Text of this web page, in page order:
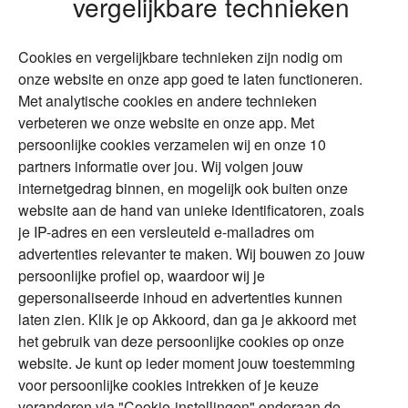
Wonen
Schenken
Duurzaam
Vermogensplanning
Tweede huis in
buitenland
DGA
Erfenis
Over Financial Focus
Specialisten
Financial Focus
magazine
The Exit Years
Contact
Alles voor en over vermogenden.
Over ABN AMRO Veiligheid
Privacy & Cookies
Cookies en vergelijkbare technieken zijn nodig om
onze website en onze app goed te laten functioneren.
Met analytische cookies en andere technieken
verbeteren we onze website en onze app. Met
persoonlijke cookies verzamelen wij en onze 10
partners informatie over jou. Wij volgen jouw
internetgedrag binnen, en mogelijk ook buiten onze
website aan de hand van unieke identificatoren, zoals
je IP-adres en een versleuteld e-mailadres om
advertenties relevanter te maken. Wij bouwen zo jouw
persoonlijke profiel op, waardoor wij je
gepersonaliseerde inhoud en advertenties kunnen
laten zien. Klik je op Akkoord, dan ga je akkoord met
het gebruik van deze persoonlijke cookies op onze
website. Je kunt op ieder moment jouw toestemming
voor persoonlijke cookies intrekken of je keuze